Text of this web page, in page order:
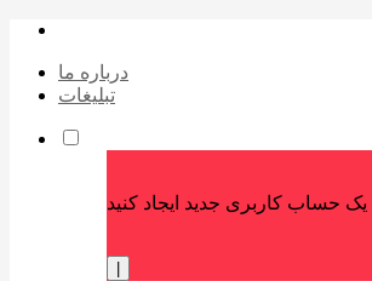
درباره ما
تبلیغات